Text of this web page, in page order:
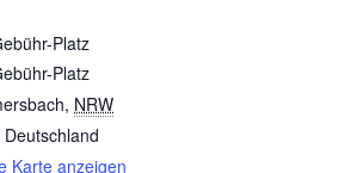
Platz
Platz
, NRW
Deutschland
Karte anzeigen